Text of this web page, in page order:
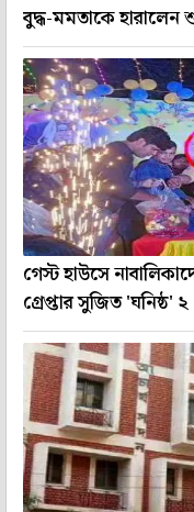
বুদ্ধ-মমতাকে হারালেন
গেস্ট হাউসে
গ্রেপ্তার সুজিত 'ঘনিষ্ঠ' ২